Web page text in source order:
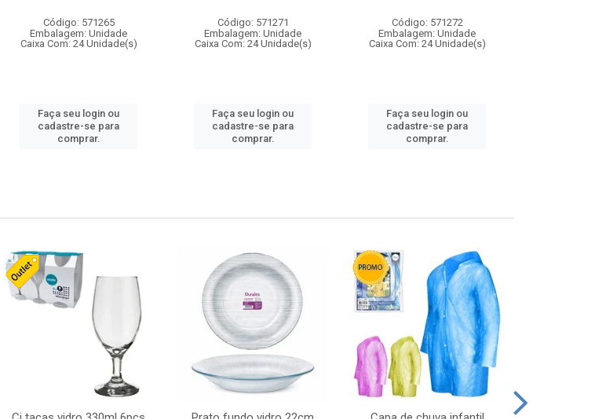
Código: 571265
Embalagem: Unidade
Caixa Com: 24 Unidade(s)
Faça seu login ou
cadastre-se para
comprar.
Código: 571271
Embalagem: Unidade
Caixa Com: 24 Unidade(s)
Faça seu login ou
cadastre-se para
comprar.
Código: 571272
Embalagem: Unidade
Caixa Com: 24 Unidade(s)
Faça seu login ou
cadastre-se para
comprar.